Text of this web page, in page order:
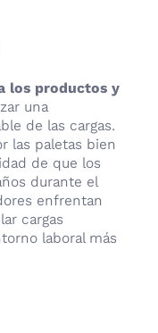
los productos y
una
de las cargas.
las paletas bien
de que los
durante el
enfrentan
cargas
laboral más